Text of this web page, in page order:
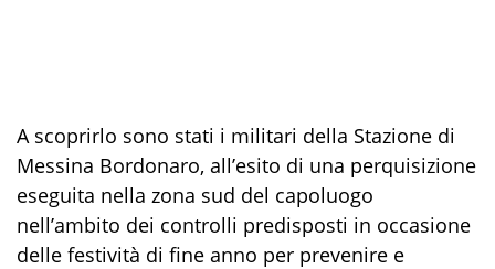
A scoprirlo sono stati i militari della Stazione di
Messina Bordonaro, all’esito di una perquisizione
eseguita nella zona sud del capoluogo
nell’ambito dei controlli predisposti in occasione
delle festività di fine anno per prevenire e